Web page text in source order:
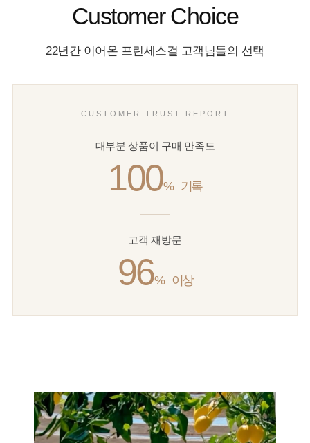
Customer Choice
22년간 이어온 프린세스걸 고객님들의 선택
CUSTOMER TRUST REPORT
대부분 상품이 구매 만족도
100% 기록
고객 재방문
96% 이상